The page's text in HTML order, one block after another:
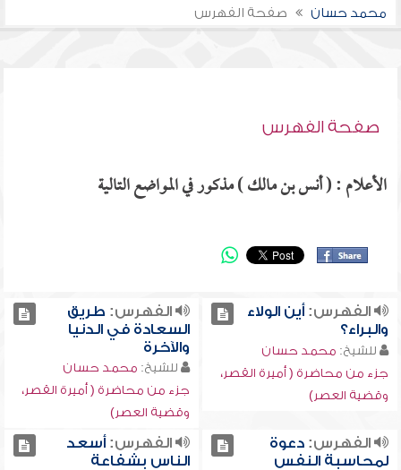
محمد حسان
صفحة الفهرس
صفحة الفهرس
الأعلام : ( أنس بن مالك ) مذكور في المواضع التالية
الفهرس:أين الولاء
والبراء؟
للشيخ: محمد حسان
جزء من محاضرة ( أميرة القصر،
وقضية العصر)
الفهرس: طريق
السعادة في الدنيا
والآخرة
للشيخ: محمد حسان
جزء من محاضرة ( أميرة القصر،
وقضية العصر)
الفهرس:دعوة
لمحاسبة النفس
الفهرس:أسعد
الناس بشفاعة